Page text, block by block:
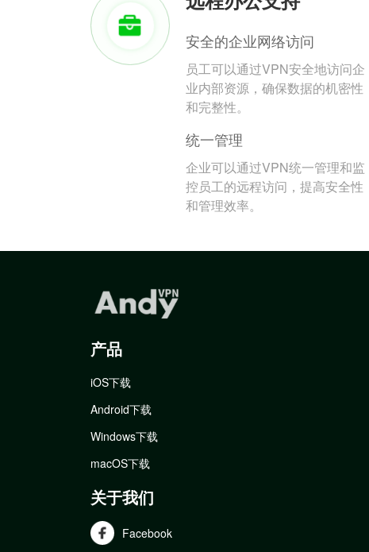
安全的企业网络访问
员工可以通过VPN安全地访问企
业内部资源，确保数据的机密性
和完整性。
统一管理
企业可以通过VPN统一管理和监
控员工的远程访问，提高安全性
和管理效率。
产品
iOS下载
Android下载
Windows下载
macOS下载
关于我们
Facebook